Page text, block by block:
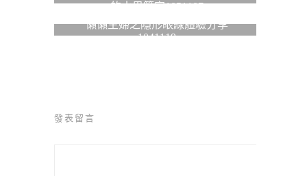
的水果管家1051107
懶懶主婦之隱形眼線體驗分享
1041119
發表留言